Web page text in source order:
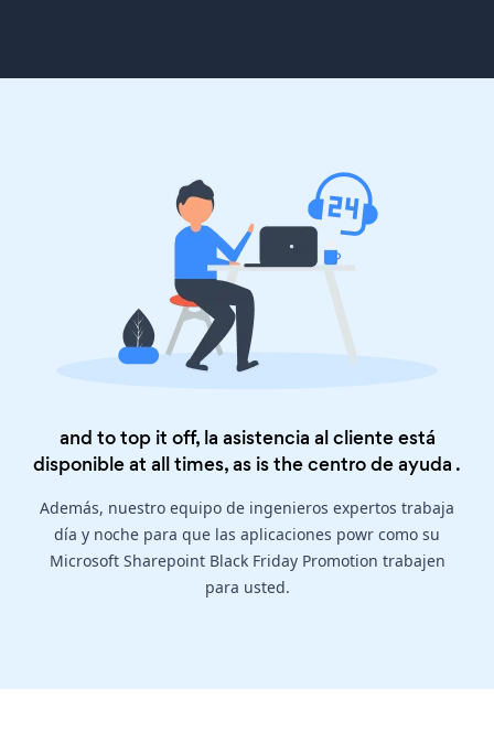
and to top it off, la asistencia al cliente está
disponible at all times, as is thecentro de ayuda .
Además, nuestro equipo de ingenieros expertos trabaja
día y noche para que las aplicaciones powr como su
Microsoft Sharepoint Black Friday Promotion trabajen
para usted.